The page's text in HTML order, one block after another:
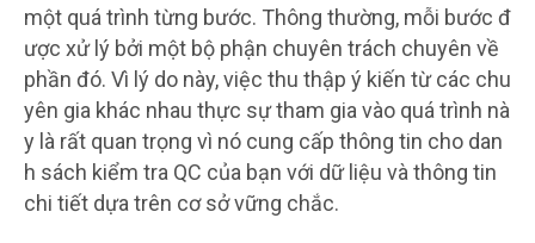
một quá trình từng bước. Thông thường, mỗi bước đ
ược xử lý bởi một bộ phận chuyên trách chuyên về
phần đó. Vì lý do này, việc thu thập ý kiến ​​từ các chu
yên gia khác nhau thực sự tham gia vào quá trình nà
y là rất quan trọng vì nó cung cấp thông tin cho dan
h sách kiểm tra QC của bạn với dữ liệu và thông tin
chi tiết dựa trên cơ sở vững chắc.